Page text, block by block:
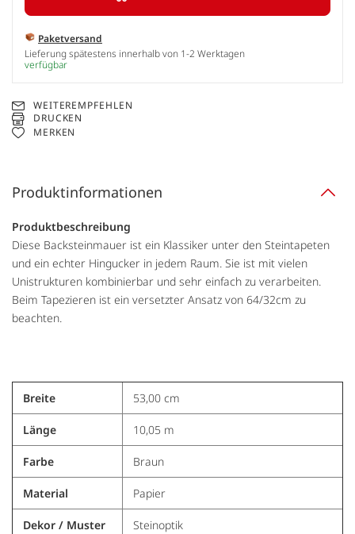
Paketversand
Lieferung spätestens innerhalb von 1-2 Werktagen
verfügbar
WEITEREMPFEHLEN
DRUCKEN
MERKEN
Produktinformationen
Produktbeschreibung
Diese Backsteinmauer ist ein Klassiker unter den Steintapeten
und ein echter Hingucker in jedem Raum. Sie ist mit vielen
Unistrukturen kombinierbar und sehr einfach zu verarbeiten.
Beim Tapezieren ist ein versetzter Ansatz von 64/32cm zu
beachten.
Breite 53,00 cm
Länge 10,05 m
Farbe Braun
Material Papier
Dekor / Muster Steinoptik